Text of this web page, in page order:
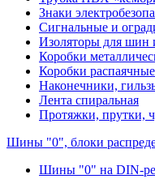
Знаки
Сигнальные и
Изоляторы для шин
Коробки
Коробки
Наконечники,
Лента спиральная
Протяжки, прутки,
Шины "0", блоки
Шины "0" на DIN-